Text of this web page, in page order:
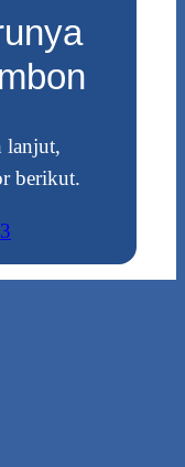
lanjut,
berikut.